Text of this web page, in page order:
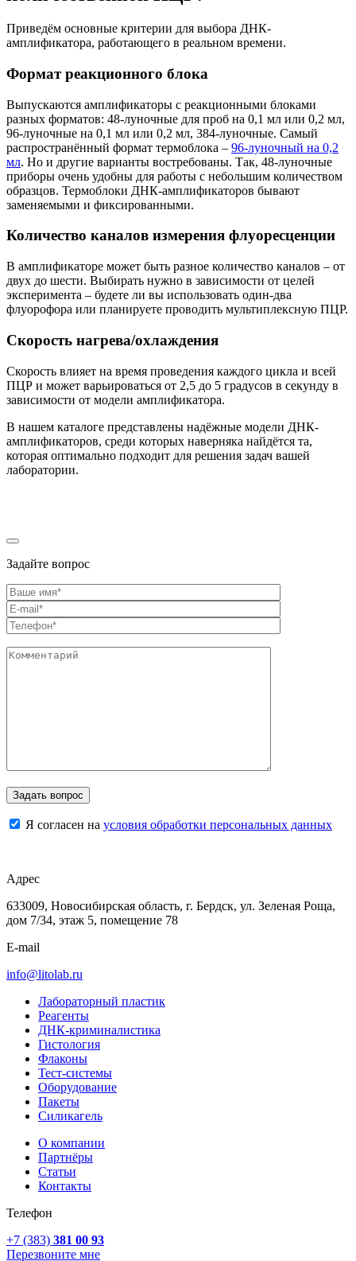
Приведём основные критерии для выбора ДНК-
амплификатора, работающего в реальном времени.
Формат реакционного блока
Выпускаются амплификаторы с реакционными блоками
разных форматов: 48-луночные для проб на 0,1 мл или 0,2 мл,
96-луночные на 0,1 мл или 0,2 мл, 384-луночные. Самый
распространённый формат термоблока – 96-луночный на 0,2
мл. Но и другие варианты востребованы. Так, 48-луночные
приборы очень удобны для работы с небольшим количеством
образцов. Термоблоки ДНК-амплификаторов бывают
заменяемыми и фиксированными.
Количество каналов измерения флуоресценции
В амплификаторе может быть разное количество каналов – от
двух до шести. Выбирать нужно в зависимости от целей
эксперимента – будете ли вы использовать один-два
флуорофора или планируете проводить мультиплексную ПЦР.
Скорость нагрева/охлаждения
Скорость влияет на время проведения каждого цикла и всей
ПЦР и может варьироваться от 2,5 до 5 градусов в секунду в
зависимости от модели амплификатора.
В нашем каталоге представлены надёжные модели ДНК-
амплификаторов, среди которых наверняка найдётся та,
которая оптимально подходит для решения задач вашей
лаборатории.
Задайте вопрос
Я согласен на условия обработки персональных данных
Адрес
633009, Новосибирская область, г. Бердск, ул. Зеленая Роща,
дом 7/34, этаж 5, помещение 78
E-mail
info@litolab.ru
Лабораторный пластик
Реагенты
ДНК-криминалистика
Гистология
Флаконы
Тест-системы
Оборудование
Пакеты
Силикагель
О компании
Партнёры
Статьи
Контакты
Телефон
+7 (383) 381 00 93
Перезвоните мне